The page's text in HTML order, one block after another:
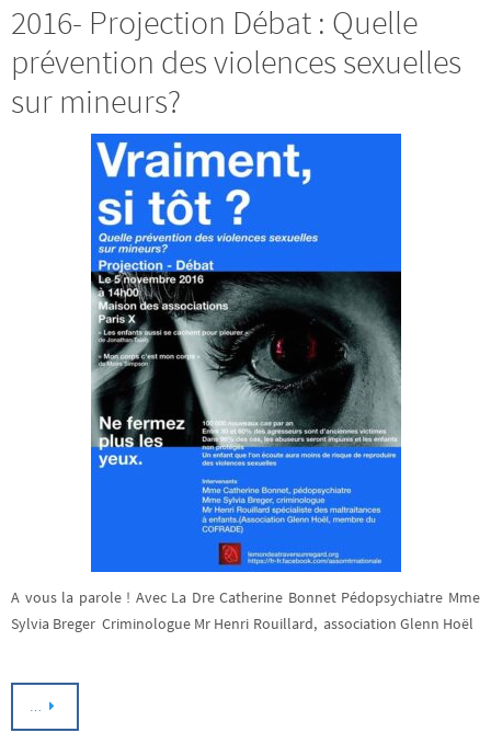
2016- Projection Débat : Quelle
prévention des violences sexuelles
sur mineurs?
A vous la parole ! Avec La Dre Catherine Bonnet Pédopsychiatre Mme
Sylvia Breger Criminologue Mr Henri Rouillard, association Glenn Hoël
…